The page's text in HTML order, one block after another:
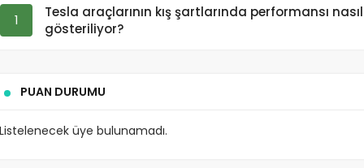
1
Tesla araçlarının kış şartlarında performansı nasıl
gösteriliyor?
PUAN DURUMU
Listelenecek üye bulunamadı.